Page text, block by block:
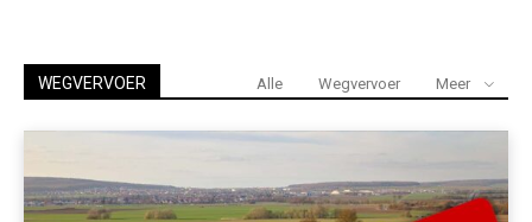
WEGVERVOER Alle Wegvervoer Meer